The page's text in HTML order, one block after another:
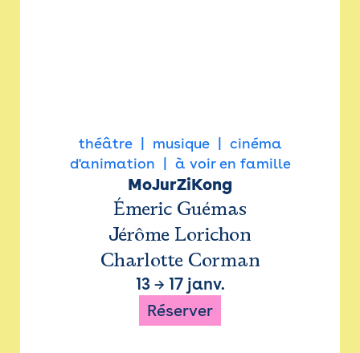
théâtre musique
cinéma
d'animation
à voir en famille
MoJurZiKong
Émeric Guémas
Jérôme Lorichon
Charlotte Corman
13→ 17 janv.
Réserver